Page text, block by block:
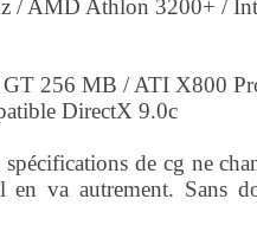
/ AMD Athlon 3200+ /
256 MB / ATI X800
DirectX 9.0c
spécifications de cg ne
va autrement. Sans